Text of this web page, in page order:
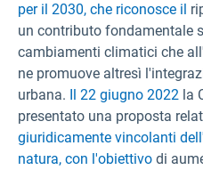
per il 2030, che riconosce il
un contributo fondamentale
cambiamenti climatici che
ne promuove altresì
urbana. Il 22 giugno 2022 la
presentato una proposta
giuridicamente vincolanti
natura, con l'obiettivo di